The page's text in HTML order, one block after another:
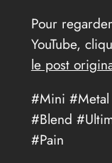
Pour
YouTube,
le post
#Mini #Metal
#Blend
#Pain